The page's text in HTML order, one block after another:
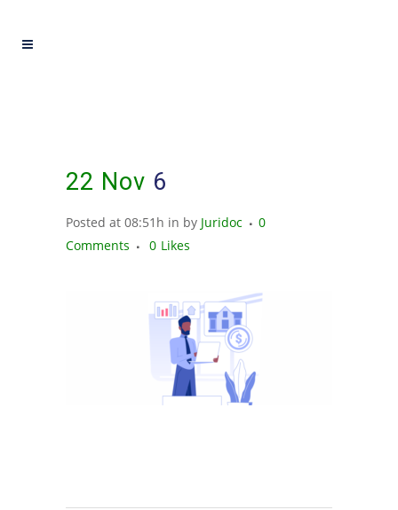
22 Nov 6
Posted at 08:51h in by Juridoc
0
Comments
0 Likes